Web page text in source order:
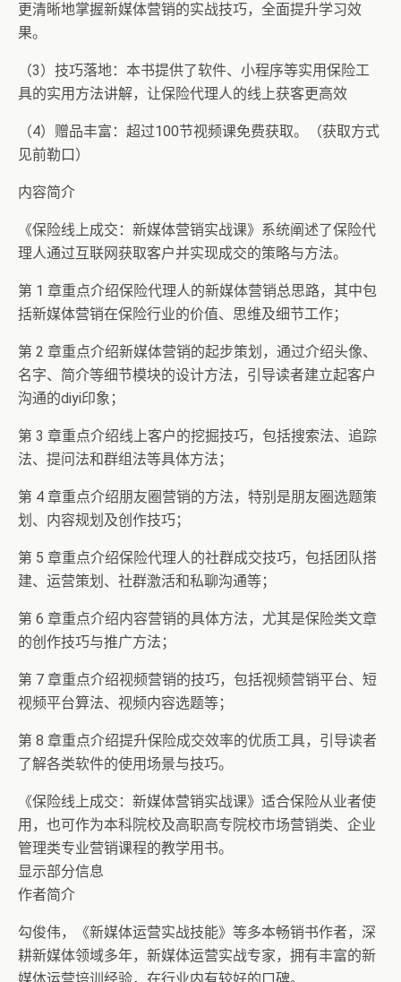
更清晰地掌握新媒体营销的实战技巧，全面提升学习效
果。
（3）技巧落地：本书提供了软件、小程序等实用保险工
具的实用方法讲解，让保险代理人的线上获客更高效
（4）赠品丰富：超过100节视频课免费获取。（获取方式
见前勒口）
内容简介
《保险线上成交：新媒体营销实战课》系统阐述了保险代
理人通过互联网获取客户并实现成交的策略与方法。
第 1 章重点介绍保险代理人的新媒体营销总思路，其中包
括新媒体营销在保险行业的价值、思维及细节工作；
第 2 章重点介绍新媒体营销的起步策划，通过介绍头像、
名字、简介等细节模块的设计方法，引导读者建立起客户
沟通的diyi印象；
第 3 章重点介绍线上客户的挖掘技巧，包括搜索法、追踪
法、提问法和群组法等具体方法；
第 4 章重点介绍朋友圈营销的方法，特别是朋友圈选题策
划、内容规划及创作技巧；
第 5 章重点介绍保险代理人的社群成交技巧，包括团队搭
建、运营策划、社群激活和私聊沟通等；
第 6 章重点介绍内容营销的具体方法，尤其是保险类文章
的创作技巧与推广方法；
第 7 章重点介绍视频营销的技巧，包括视频营销平台、短
视频平台算法、视频内容选题等；
第 8 章重点介绍提升保险成交效率的优质工具，引导读者
了解各类软件的使用场景与技巧。
《保险线上成交：新媒体营销实战课》适合保险从业者使
用，也可作为本科院校及高职高专院校市场营销类、企业
管理类专业营销课程的教学用书。
显示部分信息
作者简介
勾俊伟，《新媒体运营实战技能》等多本畅销书作者，深
耕新媒体领域多年，新媒体运营实战专家，拥有丰富的新